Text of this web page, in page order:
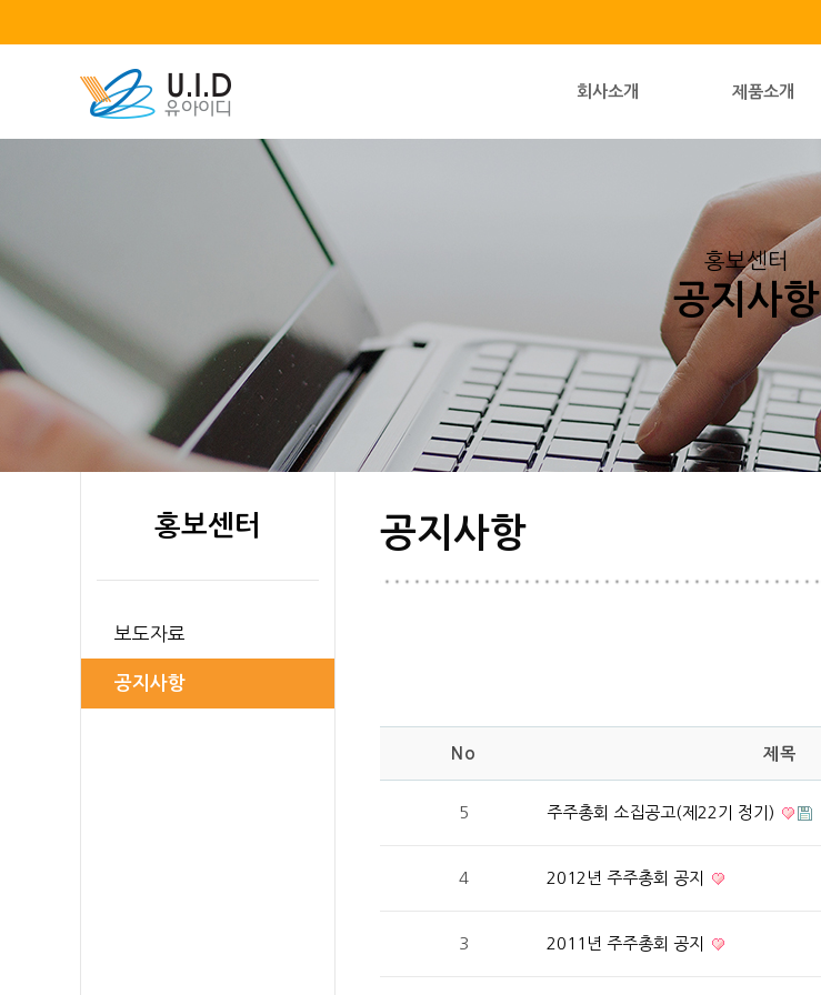
회사소개 제품소개
홍보센터
공지사항
홍보센터
보도자료
공지사항
공지사항
No 제목
5 주주총회 소집공고(제22기 정기)
4 2012년 주주총회 공지
3 2011년 주주총회 공지